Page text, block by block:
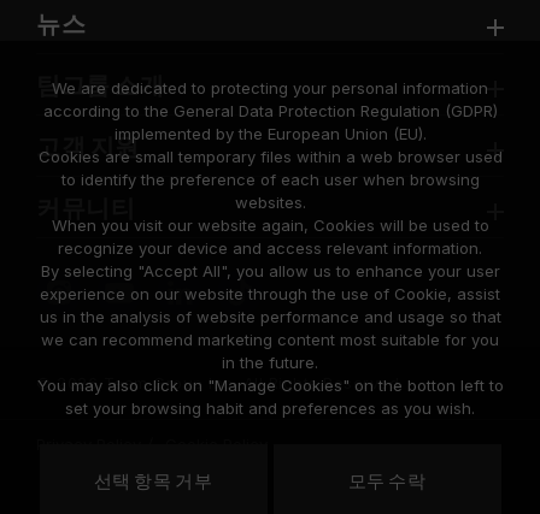
뉴스
팀그룹 소개
고객 지원
© 2026 Team Group Inc. All Rights Reserved.
United
We are dedicated to protecting your personal information
according to the General Data Protection Regulation (GDPR)
implemented by the European Union (EU).
Cookies are small temporary files within a web browser used
to identify the preference of each user when browsing
websites.
When you visit our website again, Cookies will be used to
recognize your device and access relevant information.
By selecting "Accept All", you allow us to enhance your user
experience on our website through the use of Cookie, assist
us in the analysis of website performance and usage so that
we can recommend marketing content most suitable for you
in the future.
You may also click on "Manage Cookies" on the botton left to
set your browsing habit and preferences as you wish.
선택 항목 거부 모두 수락